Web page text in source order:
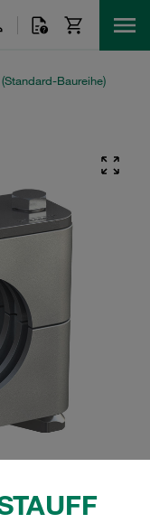
Baureihe)